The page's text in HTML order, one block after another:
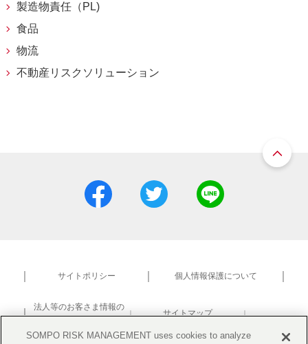
製造物責任（PL)
食品
物流
不動産リスクソリューション
サイトポリシー 個人情報保護について
法人等のお客さま情報の
共同利用について
サイトマップ
研究活動における不正防止
SOMPO RISK MANAGEMENT uses cookies to analyze